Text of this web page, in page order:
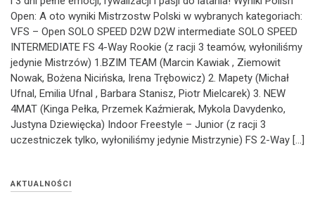
Open: A oto wyniki Mistrzostw Polski w wybranych kategoriach:
VFS – Open SOLO SPEED D2W D2W intermediate SOLO SPEED
INTERMEDIATE FS 4-Way Rookie (z racji 3 teamów, wyłoniliśmy
jedynie Mistrzów) 1.BZIM TEAM (Marcin Kawiak , Ziemowit
Nowak, Bożena Nicińska, Irena Trębowicz) 2. Mapety (Michał
Ufnal, Emilia Ufnal , Barbara Stanisz, Piotr Mielcarek) 3. NEW
4MAT (Kinga Pełka, Przemek Kaźmierak, Mykola Davydenko,
Justyna Dziewięcka) Indoor Freestyle – Junior (z racji 3
uczestniczek tylko, wyłoniliśmy jedynie Mistrzynie) FS 2-Way […]
AKTUALNOŚCI